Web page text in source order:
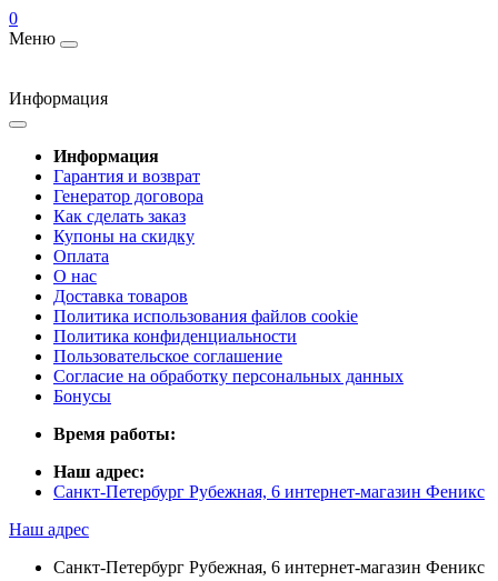
0
Меню
Информация
Информация
Гарантия и возврат
Генератор договора
Как сделать заказ
Купоны на скидку
Оплата
О нас
Доставка товаров
Политика использования файлов cookie
Политика конфиденциальности
Пользовательское соглашение
Согласие на обработку персональных данных
Бонусы
Время работы:
Наш адрес:
Санкт-Петербург Рубежная, 6 интернет-магазин Феникс
Наш адрес
Санкт-Петербург Рубежная, 6 интернет-магазин Феникс